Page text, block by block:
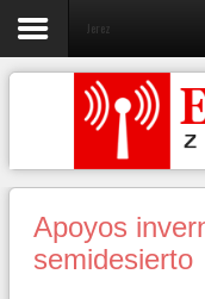
Jerez
Apoyos
semidesierto